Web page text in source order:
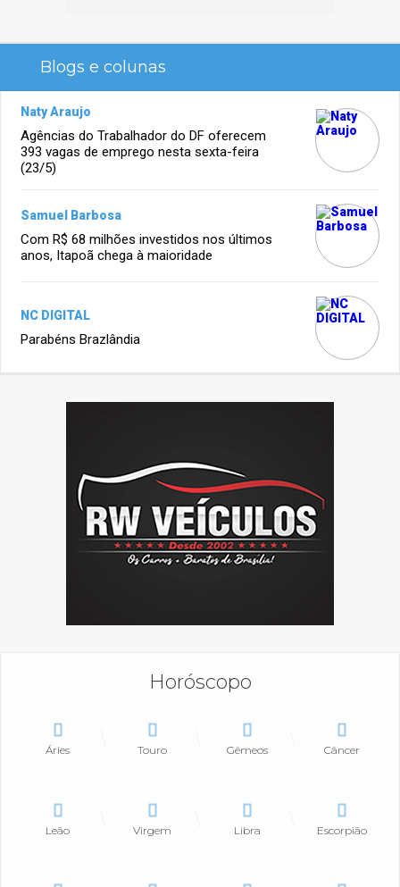
Blogs e colunas
Naty Araujo
Agências do Trabalhador do DF oferecem
393 vagas de emprego nesta sexta-feira
(23/5)
Samuel Barbosa
Com R$ 68 milhões investidos nos últimos
anos, Itapoã chega à maioridade
NC DIGITAL
Parabéns Brazlândia
Horóscopo
Áries Touro Gêmeos Câncer
Leão Virgem Libra Escorpião